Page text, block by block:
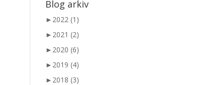
Blog arkiv
► 2022 (1)
► 2021 (2)
► 2020 (6)
► 2019 (4)
► 2018 (3)